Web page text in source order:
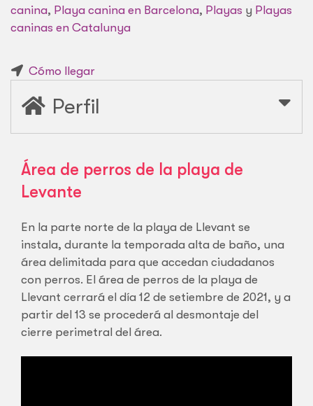
canina, Playa canina en Barcelona, Playas y Playas
caninas en Catalunya
Cómo llegar
Perfil
Área de perros de la playa de
Levante
En la parte norte de la playa de Llevant se
instala, durante la temporada alta de baño, una
área delimitada para que accedan ciudadanos
con perros. El área de perros de la playa de
Llevant cerrará el día 12 de setiembre de 2021, y a
partir del 13 se procederá al desmontaje del
cierre perimetral del área.